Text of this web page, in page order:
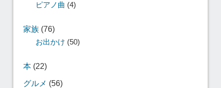
ピアノ曲 (4)
家族(76)
お出かけ (50)
本(22)
グルメ (56)